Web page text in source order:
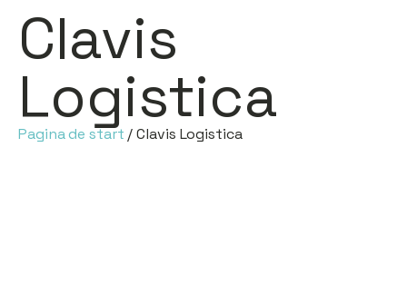
Clavis
Logistica
Pagina de start / Clavis Logistica